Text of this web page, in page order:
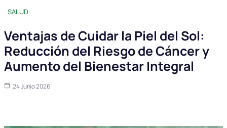
SALUD
Ventajas de Cuidar la Piel del Sol:
Reducción del Riesgo de Cáncer y
Aumento del Bienestar Integral
24 Junio 2026